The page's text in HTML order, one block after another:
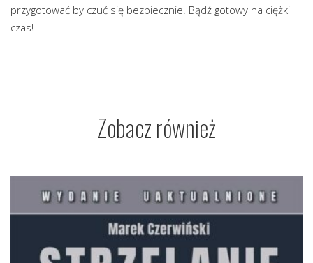
przygotować by czuć się bezpiecznie. Bądź gotowy na ciężki
czas!
Zobacz również